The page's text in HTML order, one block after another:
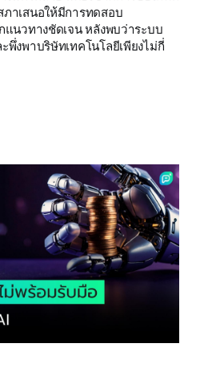
าเสนอให้มีการทดสอบ
แนวทางชัดเจน หลังพบว่าระบบ
พึ่งพาบริษัทเทคโนโลยีเพียงไม่กี่